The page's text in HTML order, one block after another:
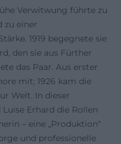
Verwitwung führte zu
zu einer
1919 begegnete sie
den sie aus Fürther
das Paar. Aus erster
mit; 1926 kam die
Welt. In dieser
Erhard die Rollen
– eine „Produktion“
und professionelle